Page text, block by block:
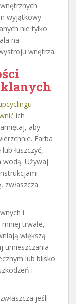
wyjątkowy
nie tylko
na
wnętrza.
ich
aby
Farba
lub łuszczyć,
wodą. Używaj
zwłaszcza
i
trwałe,
większą
umieszczania
lub blisko
i
jeśli